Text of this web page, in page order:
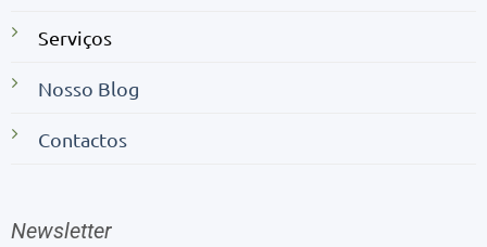
Serviços
Nosso Blog
Contactos
Newsletter